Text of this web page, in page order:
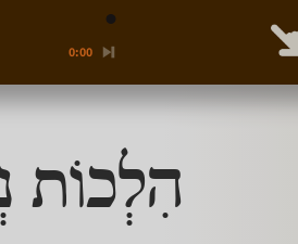
הִלְכוֹת
0:00